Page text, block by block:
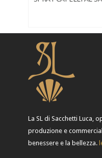
La SL di Sacchetti Luca,
produzione e
benessere e la bellezza.